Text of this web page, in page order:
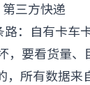
三方快递
：自有卡车
，要看货量
所有数据